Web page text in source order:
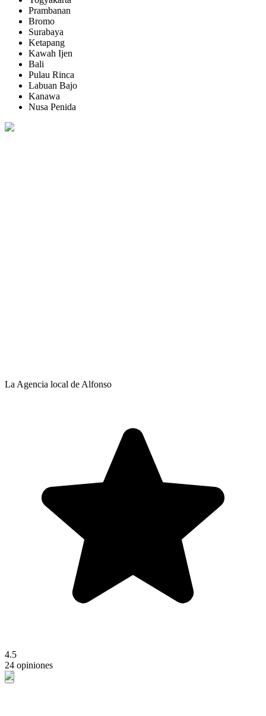
Prambanan
Bromo
Surabaya
Ketapang
Kawah Ijen
Bali
Pulau Rinca
Labuan Bajo
Kanawa
Nusa Penida
La Agencia local de Alfonso
4.5
24 opiniones